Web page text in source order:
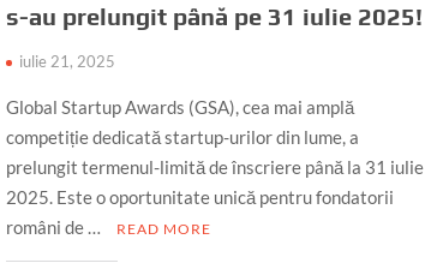
s-au prelungit până pe 31 iulie 2025!
iulie 21, 2025
Global Startup Awards (GSA), cea mai amplă
competiție dedicată startup-urilor din lume, a
prelungit termenul-limită de înscriere până la 31 iulie
2025. Este o oportunitate unică pentru fondatorii
români de …
READ MORE